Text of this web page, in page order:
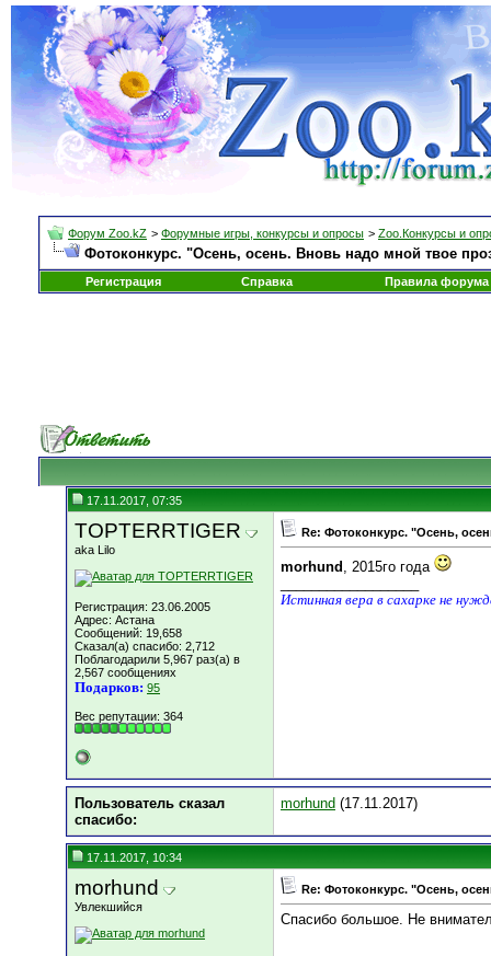
Форум Zoo.kZ > Форумные игры, конкурсы и опросы > Zoo.Конкурсы и
Фотоконкурс. "Осень, осень. Вновь надо мной твое
Регистрация Справка Правила форума
17.11.2017, 07:35
TOPTERRTIGER
aka Lilo
Регистрация: 23.06.2005
Адрес: Астана
Сообщений: 19,658
Сказал(а) спасибо: 2,712
Поблагодарили 5,967 раз(а) в
2,567 сообщениях
Подарков: 95
Вес репутации: 364
Re: Фотоконкурс. "Осень,
morhund , 2015го года
Истинная вера в сахарке не
Пользователь сказал
cпасибо:
morhund (17.11.2017)
17.11.2017, 10:34
morhund
Увлекшийся
Re: Фотоконкурс. "Осень,
Спасибо большое. Не